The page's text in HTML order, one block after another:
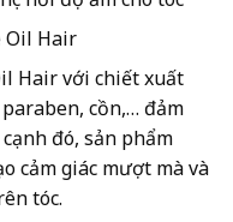
Oil Hair
Hair với chiết xuất
cồn,… đảm
đó, sản phẩm
cảm giác mượt mà và
tóc.